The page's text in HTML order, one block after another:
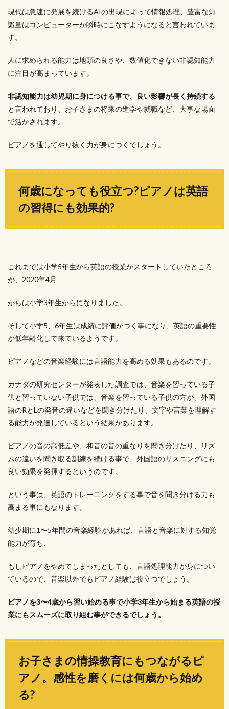
現代は急速に発展を続けるAIの出現によって情報処理、豊富な知
識量はコンピューターが瞬時にこなすようになると言われていま
す。
人に求められる能力は地頭の良さや、数値化できない非認知能力
に注目が高まっています。
非認知能力は幼児期に身につける事で、良い影響が長く持続する
と言われており、お子さまの将来の進学や就職など、大事な場面
で活かされます。
ピアノを通してやり抜く力が身につくでしょう。
何歳になっても役立つ?ピアノは英語
の習得にも効果的?
これまでは小学5年生から英語の授業がスタートしていたところ
が、2020年4月
からは小学3年生からになりました。
そして小学5、6年生は成績に評価がつく事になり、英語の重要性
が低年齢化して来ているようです。
ピアノなどの音楽経験には言語能力を高める効果もあるのです。
カナダの研究センターが発表した調査では、音楽を習っている子
供と習っていない子供では、音楽を習っている子供の方が、外国
語のRとLの発音の違いなどを聞き分けたり、文字や言葉を理解す
る能力が発達しているという結果があります。
ピアノの音の高低差や、和音の音の重なりを聞き分けたり、リズ
ムの違いを聞き取る訓練を続ける事で、外国語のリスニングにも
良い効果を発揮するというのです。
という事は、英語のトレーニングをする事で音を聞き分ける力も
高まる事にもなります。
幼少期に1〜5年間の音楽経験があれば、言語と音楽に対する知覚
能力が育ち、
もしピアノをやめてしまったとしても、言語処理能力が身につい
ているので、音楽以外でもピアノ経験は役立つでしょう。
ピアノを3〜4歳から習い始める事で小学3年生から始まる英語の授
業にもスムーズに取り組む事ができるでしょう。
お子さまの情操教育にもつながるピ
アノ。感性を磨くには何歳から始め
る?